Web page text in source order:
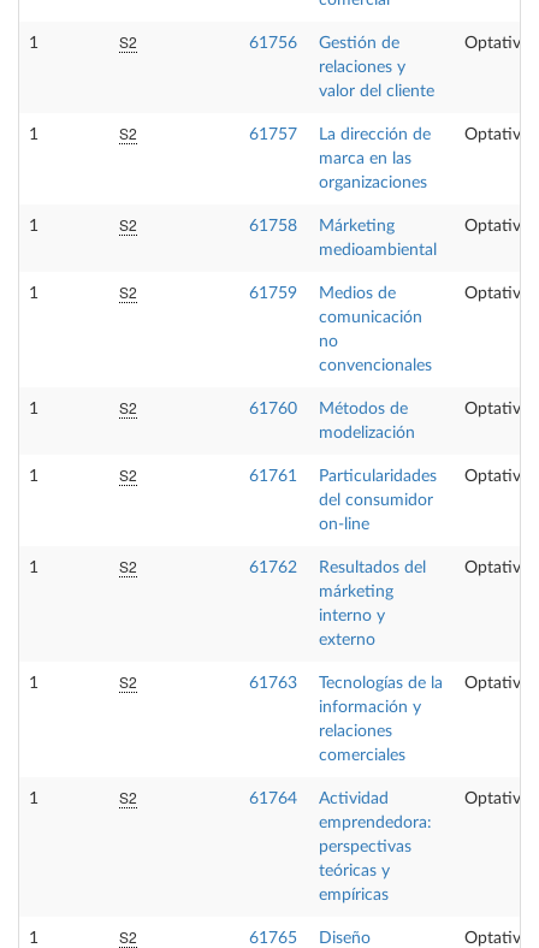
1 S2 61756
Gestión de
relaciones y
valor del cliente
Optativa
1 S2 61757
La dirección de
marca en las
organizaciones
Optativa
1 S2 61758
Márketing
medioambiental
Optativa
1 S2 61759
Medios de
comunicación
no
convencionales
Optativa
1 S2 61760
Métodos de
modelización
Optativa
1 S2 61761
Particularidades
del consumidor
on-line
Optativa
1 S2 61762
Resultados del
márketing
interno y
externo
Optativa
1 S2 61763
Tecnologías de la
información y
relaciones
comerciales
Optativa
1 S2 61764
Actividad
emprendedora:
perspectivas
teóricas y
empíricas
Optativa
1 S2 61765
Diseño
Optativa